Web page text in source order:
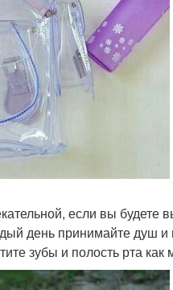
если вы будете
день принимайте душ
зубы и полость рта